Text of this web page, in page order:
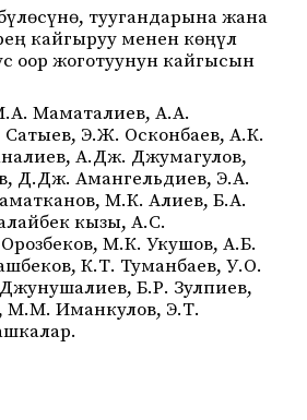
туугандарына жана
кайгыруу менен көңүл
оор жоготуунун кайгысын
Маматалиев, А.А.
Э.Ж. Осконбаев, А.К.
А.Дж. Джумагулов,
Д.Дж. Амангельдиев, Э.А.
М.К. Алиев, Б.А.
кызы, А.С.
М.К. Укушов, А.Б.
К.Т. Туманбаев, У.О.
Б.Р. Зулпиев,
М.М. Иманкулов, Э.Т.